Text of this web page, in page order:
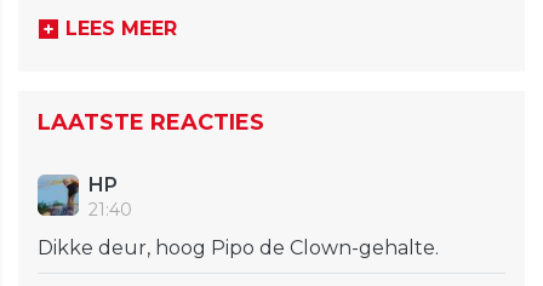
LEES MEER
LAATSTE REACTIES
HP
21:40
Dikke deur, hoog Pipo de Clown-gehalte.